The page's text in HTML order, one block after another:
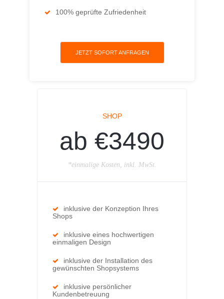
100% geprüfte Zufriedenheit
JETZT SOFORT ANFRAGEN
SHOP
ab €3490
*einmalige Kosten, inkl. MwSt.
inklusive der Konzeption Ihres
Shops
inklusive eines hochwertigen
einmaligen Design
inklusive der Installation des
gewünschten Shopsystems
inklusive persönlicher
Kundenbetreuung